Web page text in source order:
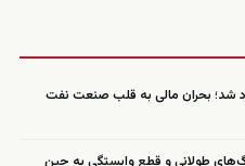
بحران مالی به قلب صنعت نفت
طولانی و قطع وابستگی به چین